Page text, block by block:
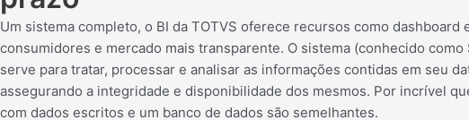
Um sistema completo, o BI da TOTVS oferece recursos como
consumidores e mercado mais transparente. O sistema (conhecido
serve para tratar, processar e analisar as informações contidas em seu
assegurando a integridade e disponibilidade dos mesmos. Por incrível
com dados escritos e um banco de dados são semelhantes.